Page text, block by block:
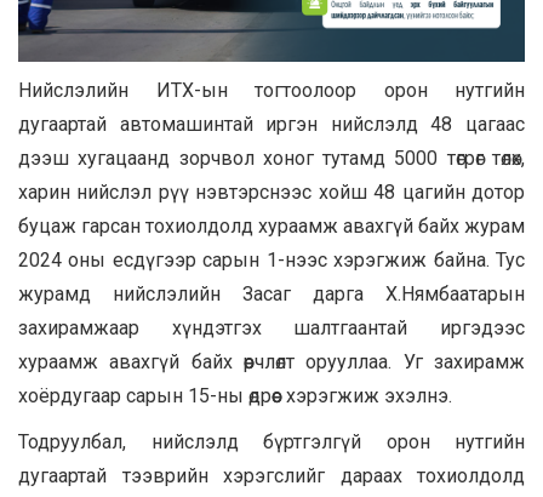
Нийслэлийн ИТХ-ын тогтоолоор орон нутгийн
дугаартай автомашинтай иргэн нийслэлд 48 цагаас
дээш хугацаанд зорчвол хоног тутамд 5000 төгрөг төлөх,
харин нийслэл рүү нэвтэрснээс хойш 48 цагийн дотор
буцаж гарсан тохиолдолд хураамж авахгүй байх журам
2024 оны есдүгээр сарын 1-нээс хэрэгжиж байна. Тус
журамд нийслэлийн Засаг дарга Х.Нямбаатарын
захирамжаар хүндэтгэх шалтгаантай иргэдээс
хураамж авахгүй байх өөрчлөлт орууллаа. Уг захирамж
хоёрдугаар сарын 15-ны өдрөөс хэрэгжиж эхэлнэ.
Тодруулбал, нийслэлд бүртгэлгүй орон нутгийн
дугаартай тээврийн хэрэгслийг дараах тохиолдолд